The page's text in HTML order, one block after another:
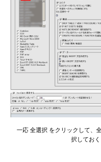
一応 全選択 をクリックして、
択しておく